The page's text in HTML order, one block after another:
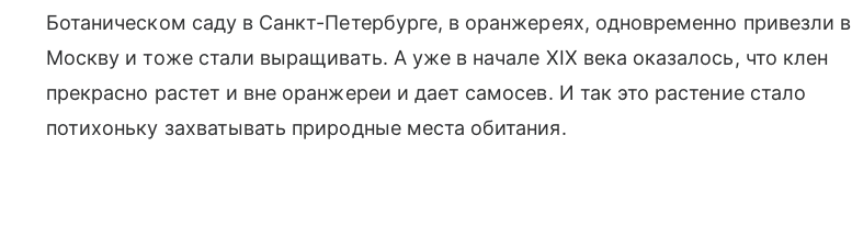
Ботаническом саду в Санкт-Петербурге, в оранжереях, одновременно привезли в
Москву и тоже стали выращивать. А уже в начале XIX века оказалось, что клен
прекрасно растет и вне оранжереи и дает самосев. И так это растение стало
потихоньку захватывать природные места обитания.